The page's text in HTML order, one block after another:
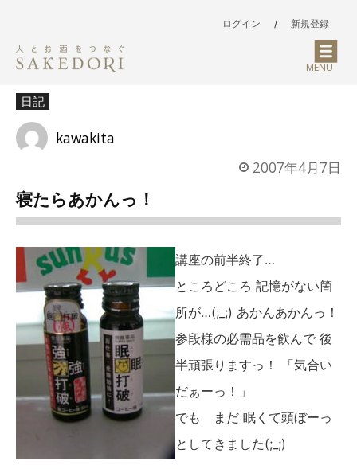
ログイン / 新規登録
MENU
日記
kawakita
2007年4月7日
寝たらあかんっ！
講座の前半終了…
ところどころ 記憶がない箇
所が…(;_;) あかんあかんっ！
参段様の必需品を飲んで 後
半頑張りますっ！ 「気合い
だぁーっ！」
でも まだ 眠くて頭ぼーっ
としてきました(;_;)